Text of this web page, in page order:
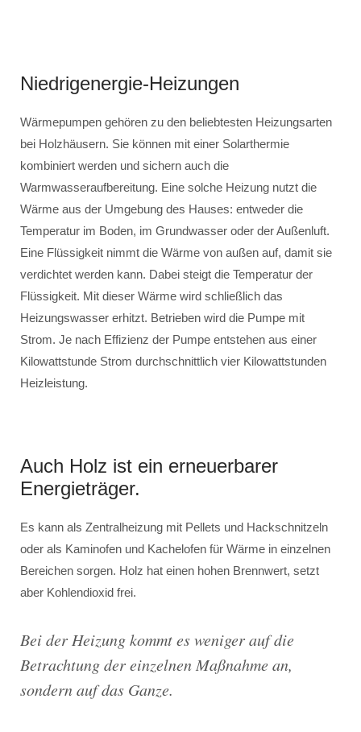
Niedrigenergie-Heizungen
Wärmepumpen gehören zu den beliebtesten Heizungsarten
bei Holzhäusern. Sie können mit einer Solarthermie
kombiniert werden und sichern auch die
Warmwasseraufbereitung. Eine solche Heizung nutzt die
Wärme aus der Umgebung des Hauses: entweder die
Temperatur im Boden, im Grundwasser oder der Außenluft.
Eine Flüssigkeit nimmt die Wärme von außen auf, damit sie
verdichtet werden kann. Dabei steigt die Temperatur der
Flüssigkeit. Mit dieser Wärme wird schließlich das
Heizungswasser erhitzt. Betrieben wird die Pumpe mit
Strom. Je nach Effizienz der Pumpe entstehen aus einer
Kilowattstunde Strom durchschnittlich vier Kilowattstunden
Heizleistung.
Auch Holz ist ein erneuerbarer
Energieträger.
Es kann als Zentralheizung mit Pellets und Hackschnitzeln
oder als Kaminofen und Kachelofen für Wärme in einzelnen
Bereichen sorgen. Holz hat einen hohen Brennwert, setzt
aber Kohlendioxid frei.
Bei der Heizung kommt es weniger auf die
Betrachtung der einzelnen Maßnahme an,
sondern auf das Ganze.